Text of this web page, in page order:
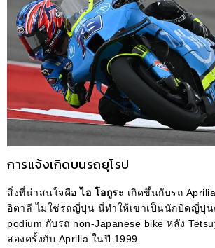
การแจ้งเกิดบนรถยุโรป
สิ่งที่น่าสนใจคือไอ โอกูระ เกิดขึ้นกับรถ
อิตาลี ไม่ใช่รถญี่ปุ่น นี่ทำให้เขาเป็นนักบิดญี่ปุ่
podium กับรถ non-Japanese bike หลัง
สองครั้งกับ Aprilia ในปี 1999